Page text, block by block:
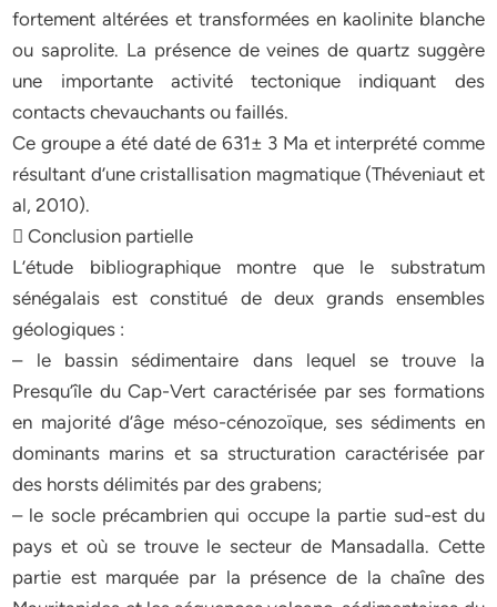
fortement altérées et transformées en kaolinite blanche
ou saprolite. La présence de veines de quartz suggère
une importante activité tectonique indiquant des
contacts chevauchants ou faillés.
Ce groupe a été daté de 631± 3 Ma et interprété comme
résultant d’une cristallisation magmatique (Théveniaut et
al, 2010).
 Conclusion partielle
L’étude bibliographique montre que le substratum
sénégalais est constitué de deux grands ensembles
géologiques :
– le bassin sédimentaire dans lequel se trouve la
Presqu’île du Cap-Vert caractérisée par ses formations
en majorité d’âge méso-cénozoïque, ses sédiments en
dominants marins et sa structuration caractérisée par
des horsts délimités par des grabens;
– le socle précambrien qui occupe la partie sud-est du
pays et où se trouve le secteur de Mansadalla. Cette
partie est marquée par la présence de la chaîne des